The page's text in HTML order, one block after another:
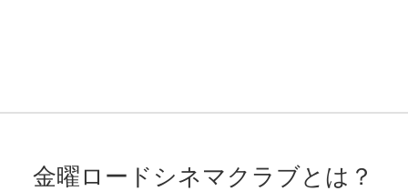
金曜ロードシネマクラブとは？